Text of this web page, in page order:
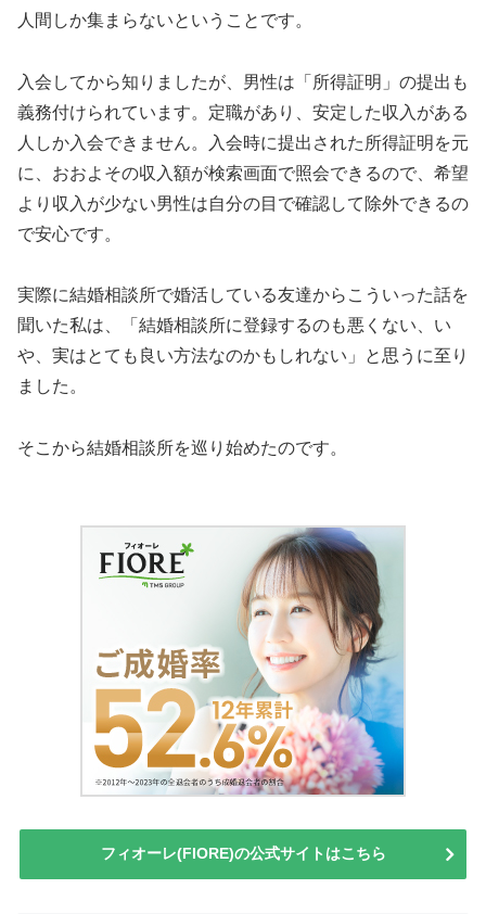
人間しか集まらないということです。
入会してから知りましたが、男性は「所得証明」の提出も
義務付けられています。定職があり、安定した収入がある
人しか入会できません。入会時に提出された所得証明を元
に、おおよその収入額が検索画面で照会できるので、希望
より収入が少ない男性は自分の目で確認して除外できるの
で安心です。
実際に結婚相談所で婚活している友達からこういった話を
聞いた私は、「結婚相談所に登録するのも悪くない、い
や、実はとても良い方法なのかもしれない」と思うに至り
ました。
そこから結婚相談所を巡り始めたのです。
フィオーレ(FIORE)の公式サイトはこちら